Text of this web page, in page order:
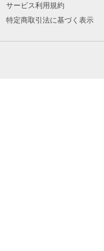
サービス利用規約
特定商取引法に基づく表示